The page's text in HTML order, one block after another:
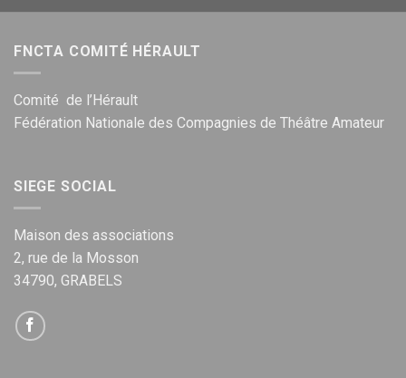
FNCTA COMITÉ HÉRAULT
Comité de l’Hérault
Fédération Nationale des Compagnies de Théâtre Amateur
SIEGE SOCIAL
Maison des associations
2, rue de la Mosson
34790, GRABELS